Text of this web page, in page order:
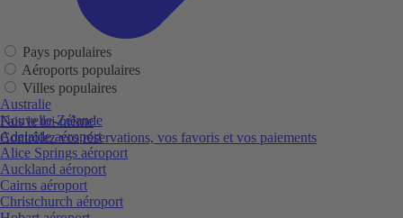
Fais le toi-même
Contrôlez vos réservations, vos favoris et vos paiements
Pays populaires
Aéroports populaires
Villes populaires
Australie
Nouvelle-Zélande
Adelaide aéroport
Alice Springs aéroport
Auckland aéroport
Cairns aéroport
Christchurch aéroport